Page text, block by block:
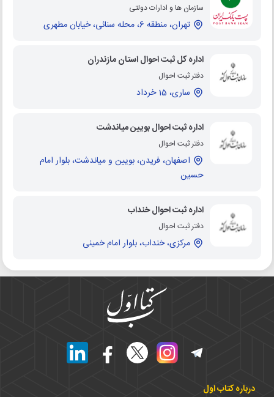
سازمان ها و ادارات دولتی
تهران، منطقه 6، محله سنائی، خیابان مطهری
اداره کل ثبت احوال استان مازندران
دفتر ثبت احوال
ساری، 15 خرداد
اداره ثبت احوال بویین میاندشت
دفتر ثبت احوال
اصفهان، فریدن، بویین و میاندشت، بلوار امام
حسین
اداره ثبت احوال خنداب
دفتر ثبت احوال
مرکزی، خنداب، بلوار امام خمینی
درباره کتاب اول